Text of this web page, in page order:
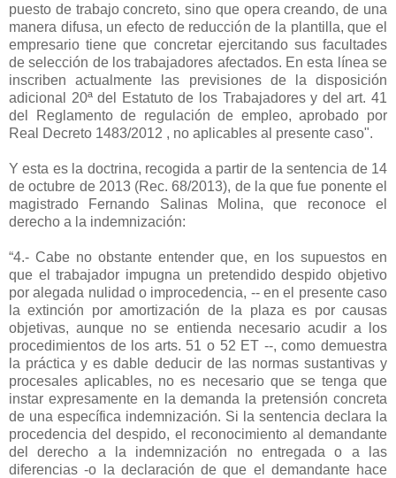
puesto de trabajo concreto, sino que opera creando, de una
manera difusa, un efecto de reducción de la plantilla, que el
empresario tiene que concretar ejercitando sus facultades
de selección de los trabajadores afectados. En esta línea se
inscriben actualmente las previsiones de la disposición
adicional 20ª del Estatuto de los Trabajadores y del art. 41
del Reglamento de regulación de empleo, aprobado por
Real Decreto 1483/2012 , no aplicables al presente caso".
Y esta es la doctrina, recogida a partir de la sentencia de 14
de octubre de 2013 (Rec. 68/2013), de la que fue ponente el
magistrado Fernando Salinas Molina, que reconoce el
derecho a la indemnización:
“4.- Cabe no obstante entender que, en los supuestos en
que el trabajador impugna un pretendido despido objetivo
por alegada nulidad o improcedencia, -- en el presente caso
la extinción por amortización de la plaza es por causas
objetivas, aunque no se entienda necesario acudir a los
procedimientos de los arts. 51 o 52 ET --, como demuestra
la práctica y es dable deducir de las normas sustantivas y
procesales aplicables, no es necesario que se tenga que
instar expresamente en la demanda la pretensión concreta
de una específica indemnización. Si la sentencia declara la
procedencia del despido, el reconocimiento al demandante
del derecho a la indemnización no entregada o a las
diferencias -o la declaración de que el demandante hace